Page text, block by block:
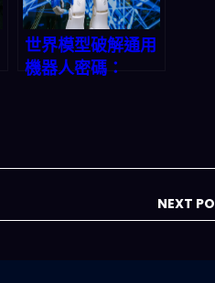
世界模型破解通用
機器人密碼：
NEXT